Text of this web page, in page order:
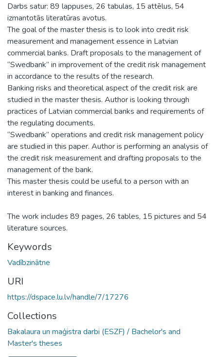
Darbs satur: 89 lappuses, 26 tabulas, 15 attēlus, 54
izmantotās literatūras avotus.
The goal of the master thesis is to look into credit risk
measurement and management essence in Latvian
commercial banks. Draft proposals to the management of
“Swedbank” in improvement of the credit risk management
in accordance to the results of the research.
Banking risks and theoretical aspect of the credit risk are
studied in the master thesis. Author is looking through
practices of Latvian commercial banks and requirements of
the regulating documents.
“Swedbank” operations and credit risk management policy
are studied in this paper. Author is performing an analysis of
the credit risk measurement and drafting proposals to the
management of the bank.
This master thesis could be useful to a person with an
interest in banking and finances.
The work includes 89 pages, 26 tables, 15 pictures and 54
literature sources.
Keywords
Vadībzinātne
URI
https://dspace.lu.lv/handle/7/17276
Collections
Bakalaura un maģistra darbi (ESZF) / Bachelor's and
Master's theses